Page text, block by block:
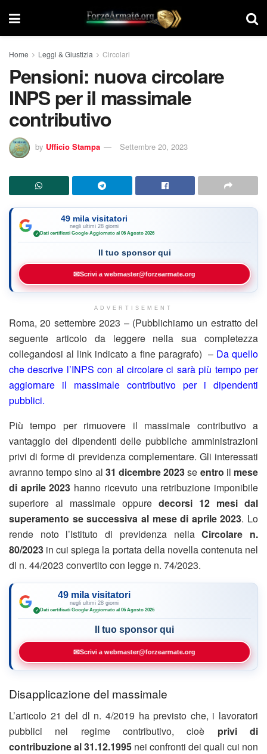
Home Leggi & Giustizia Circolari
Pensioni: nuova circolare
INPS per il massimale
contributivo
by Ufficio Stampa Settembre 20, 2023
49 mila visitatori
negli ultimi 28 giorni
✓ Dati certificati Google·Aggiornato al 06 Agosto 2026
Il tuo sponsor qui
✉Scrivi a webmaster@forzearmate.org
ADVERTISEMENT
Roma, 20 settembre 2023 – (Pubblichiamo un estratto del
seguente articolo da leggere nella sua completezza
collegandosi al link indicato a fine paragrafo) – Da quello
che descrive l’INPS con al circolare ci sarà più tempo per
aggiornare il massimale contributivo per i dipendenti
pubblici.
Più tempo per rimuovere il massimale contributivo a
vantaggio dei dipendenti delle pubbliche amministrazioni
privi di forme di previdenza complementare. Gli interessati
avranno tempo sino al 31 dicembre 2023se entro il mese
di aprile 2023 hanno ricevuto una retribuzione imponibile
superiore al massimale oppure decorsi 12 mesi dal
superamento se successiva al mese di aprile 2023. Lo
rende noto l’Istituto di previdenza nellaCircolare n.
80/2023 in cui spiega la portata della novella contenuta nel
dl n. 44/2023 convertito con legge n. 74/2023.
49 mila visitatori
negli ultimi 28 giorni
✓ Dati certificati Google·Aggiornato al 06 Agosto 2026
Il tuo sponsor qui
✉Scrivi a webmaster@forzearmate.org
Disapplicazione del massimale
L’articolo 21 del dl n. 4/2019 ha previsto che, i lavoratori
pubblici nel regime contributivo, cioè privi di
contribuzione al 31.12.1995 nei confronti dei quali cui non